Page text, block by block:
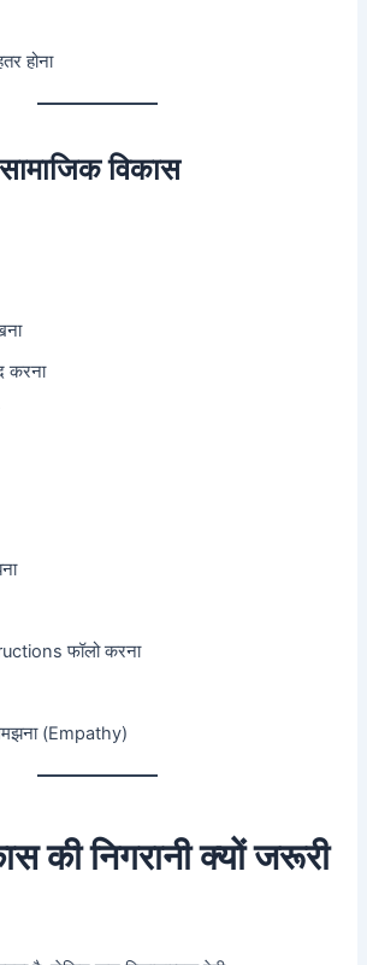
होना
विकास
करना
फॉलो करना
(Empathy)
की निगरानी क्यों जरूरी